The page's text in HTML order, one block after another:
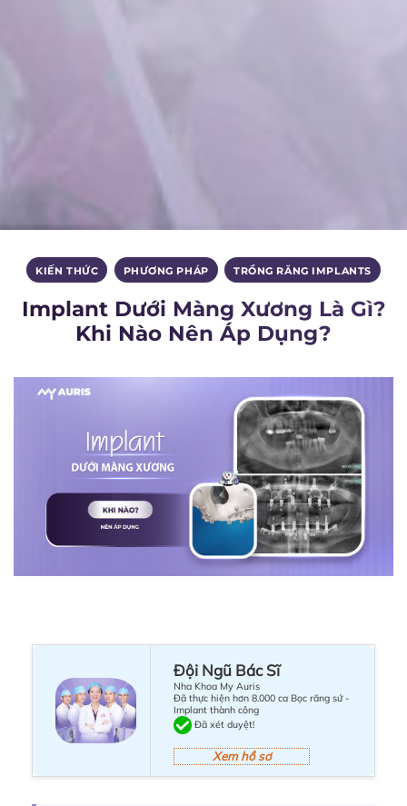
KIẾN THỨC PHƯƠNG PHÁP , TRỒNG RĂNG IMPLANTS
Implant Dưới Màng Xương Là Gì?
Khi Nào Nên Áp Dụng?
Đội Ngũ Bác Sĩ
Nha Khoa My Auris
Đã thực hiện hơn 8.000 ca Bọc răng sứ -
Implant thành công
Đã xét duyệt!
Xem hồ sơ